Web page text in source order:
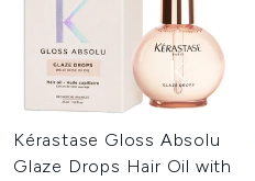
Kérastase Gloss Absolu
Glaze Drops Hair Oil with